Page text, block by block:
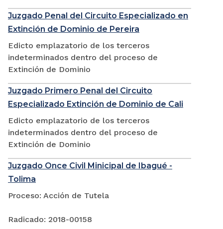
Juzgado Penal del Circuito Especializado en
Extinción de Dominio de Pereira
Edicto emplazatorio de los terceros
indeterminados dentro del proceso de
Extinción de Dominio
Juzgado Primero Penal del Circuito
Especializado Extinción de Dominio de Cali
Edicto emplazatorio de los terceros
indeterminados dentro del proceso de
Extinción de Dominio
Juzgado Once Civil Minicipal de Ibagué -
Tolima
Proceso: Acción de Tutela
Radicado: 2018-00158